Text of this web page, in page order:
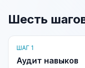
Шесть
ШАГ 1
Аудит навыков